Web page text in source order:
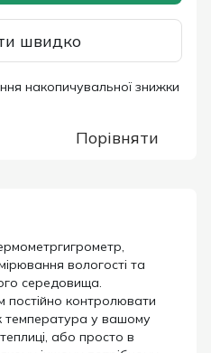
швидко
накопичувальної знижки
Порівняти
вологості та
середовища.
контролювати
температура у вашому
або просто в